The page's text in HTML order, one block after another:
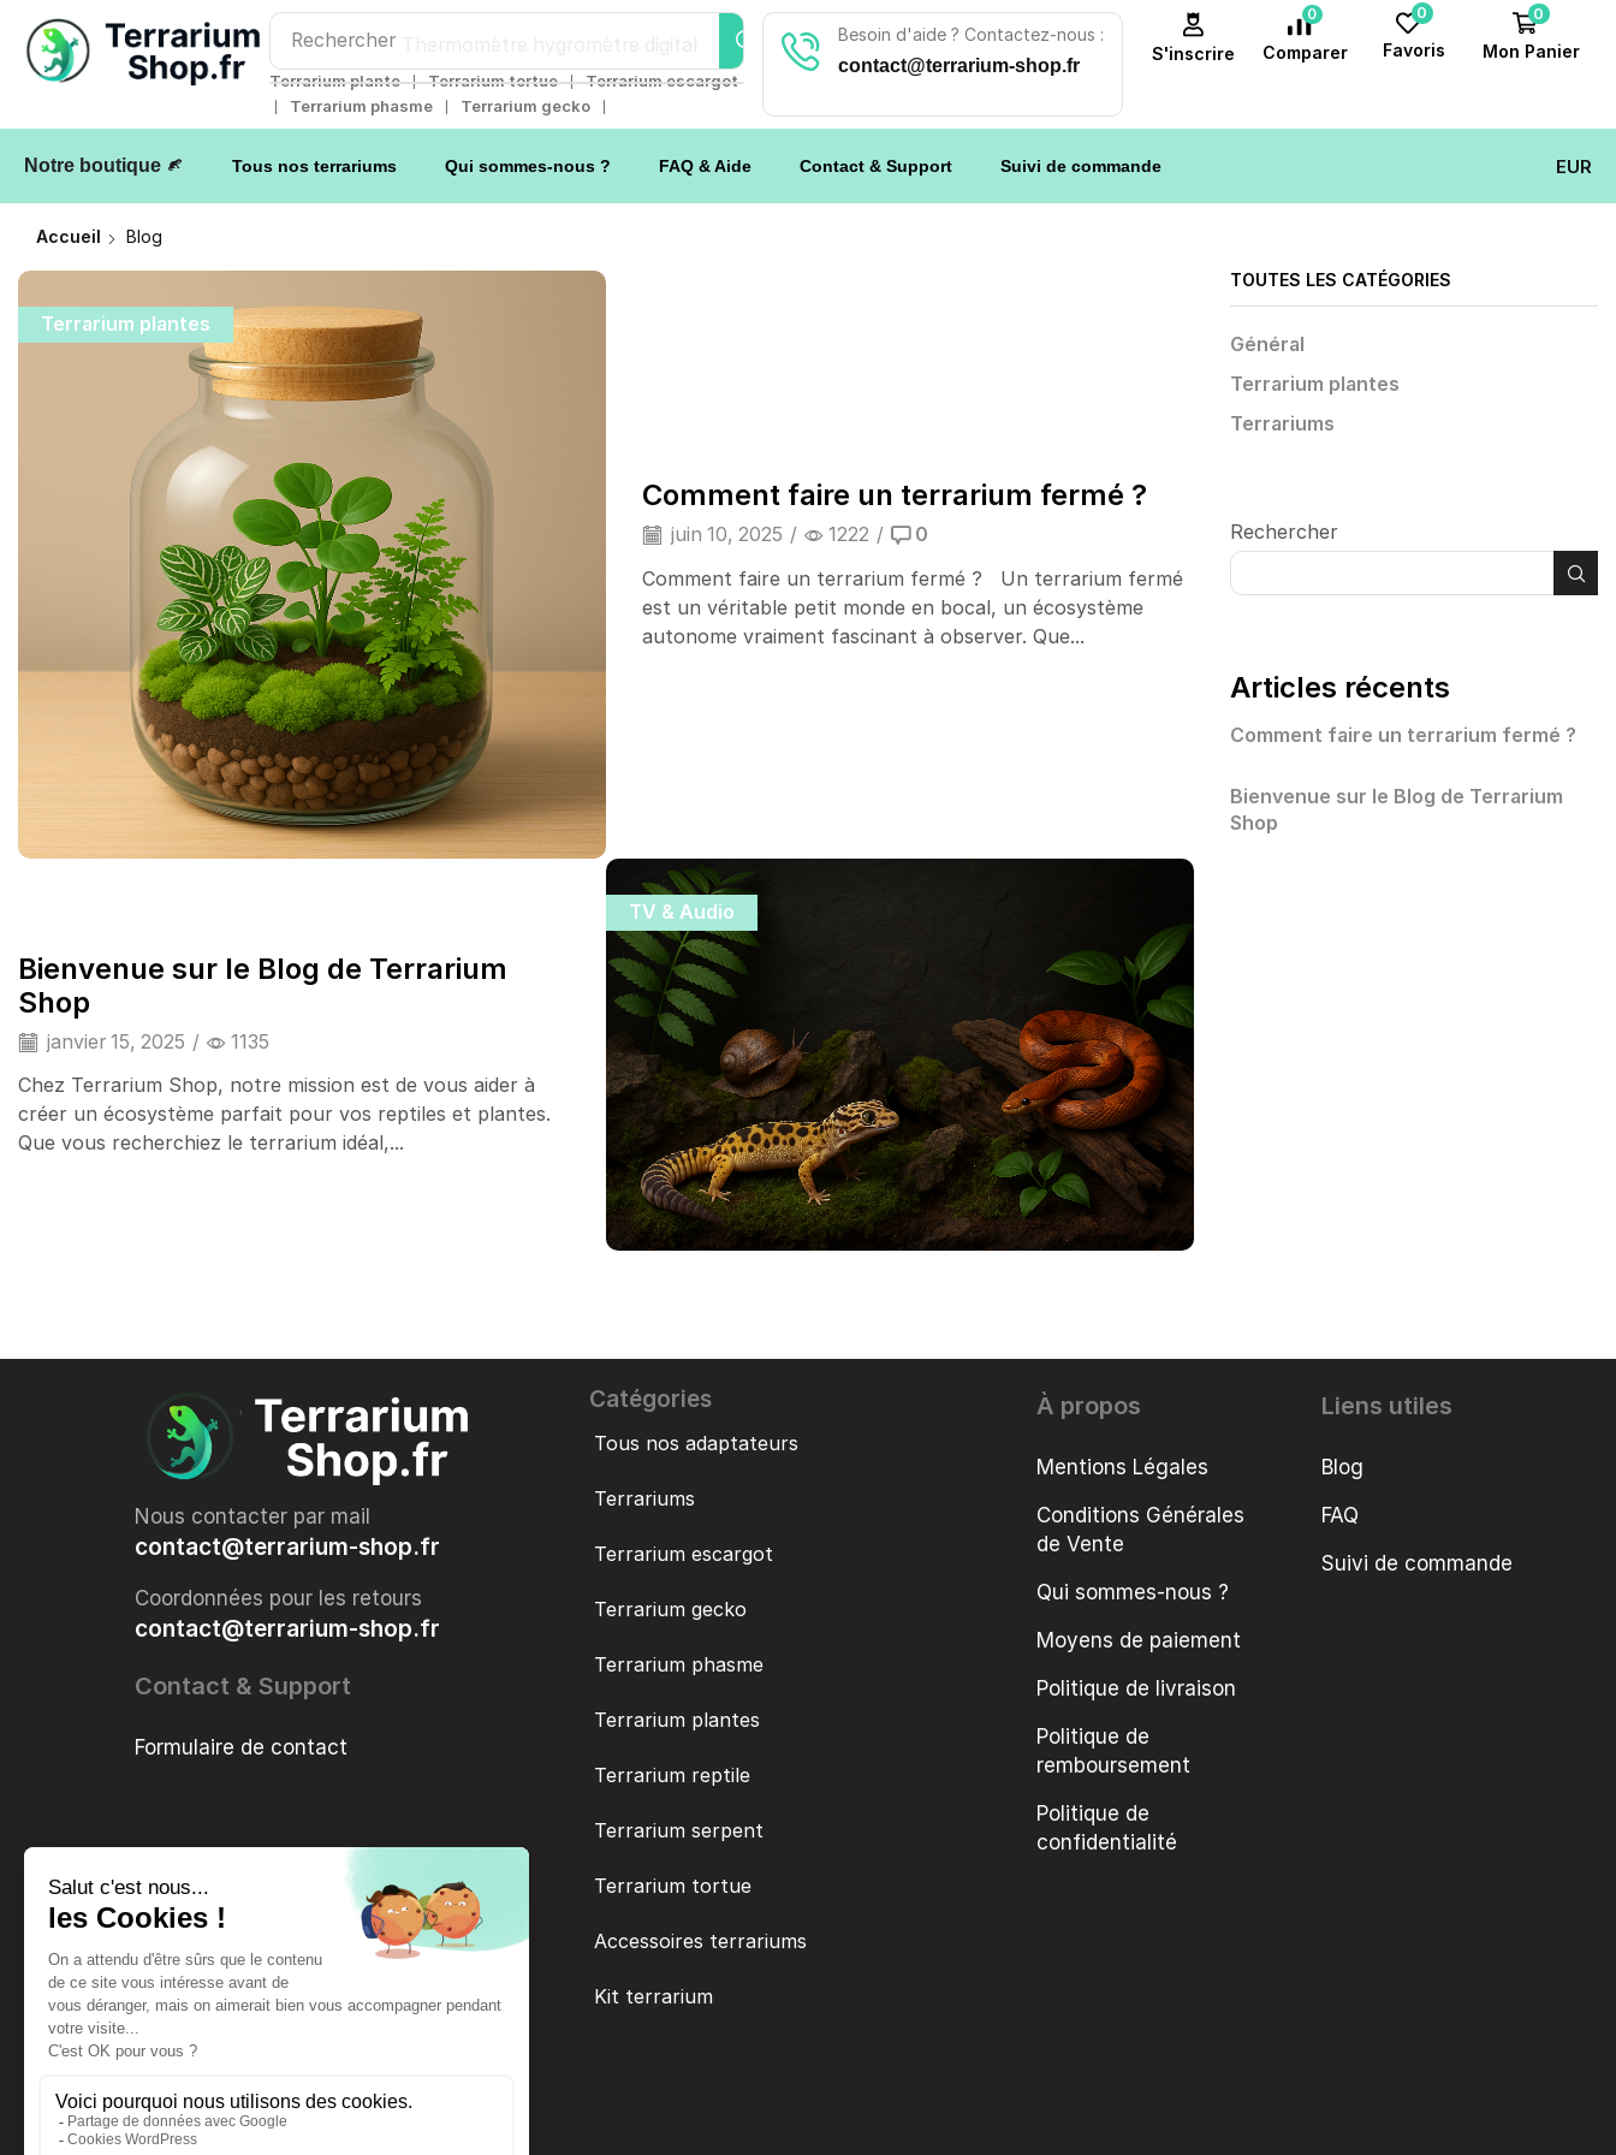
Rechercher
Terrarium plante ❘ Terrarium tortue ❘ Terrarium escargot
❘
Terrarium phasme ❘ Terrarium gecko ❘
Besoin d'aide ? Contactez-nous :
contact@terrarium-shop.fr
S'inscrire
0
Comparer
0
Favoris
0
Mon Panier
Notre boutique Tous nos terrariums Qui sommes-nous ? FAQ & Aide Contact & Support Suivi de commande EUR
Accueil Blog
Terrarium plantes
Comment faire un terrarium fermé ?
juin 10, 2025 / 1222 / 0
Comment faire un terrarium fermé ? Un terrarium fermé
est un véritable petit monde en bocal, un écosystème
autonome vraiment fascinant à observer. Que...
TV & Audio
Bienvenue sur le Blog de Terrarium
Shop
janvier 15, 2025 / 1135
Chez Terrarium Shop, notre mission est de vous aider à
créer un écosystème parfait pour vos reptiles et plantes.
Que vous recherchiez le terrarium idéal,...
TOUTES LES CATÉGORIES
Général
Terrarium plantes
Terrariums
Rechercher
Articles récents
Comment faire un terrarium fermé ?
Bienvenue sur le Blog de Terrarium
Shop
Nous contacter par mail
contact@terrarium-shop.fr
Coordonnées pour les retours
contact@terrarium-shop.fr
Contact & Support
Formulaire de contact
Catégories
Tous nos adaptateurs
Terrariums
Terrarium escargot
Terrarium gecko
Terrarium phasme
Terrarium plantes
Terrarium reptile
Terrarium serpent
Terrarium tortue
Accessoires terrariums
Kit terrarium
À propos
Mentions Légales
Conditions Générales
de Vente
Qui sommes-nous ?
Moyens de paiement
Politique de livraison
Politique de
remboursement
Politique de
confidentialité
Liens utiles
Blog
FAQ
Suivi de commande